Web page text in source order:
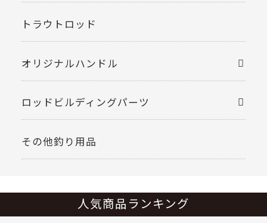
トラウトロッド
オリジナルハンドル
ロッドビルディングパーツ
その他釣り用品
人気商品ランキング